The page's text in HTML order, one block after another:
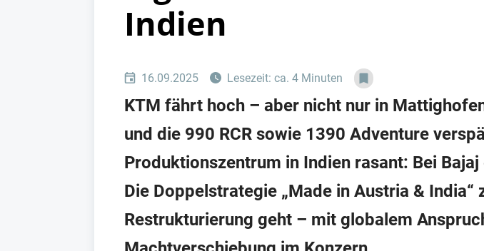
Indien
16.09.2025 Lesezeit: ca. 4 Minuten
KTM fährt hoch – aber nicht nur in
und die 990 RCR sowie 1390 Adventure
Produktionszentrum in Indien rasant: Bei
Die Doppelstrategie „Made in Austria & India“
Restrukturierung geht – mit globalem